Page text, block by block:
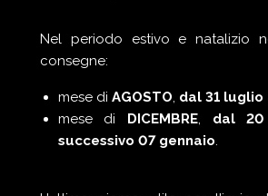
Nel periodo estivo e natalizio
consegne:
mese di AGOSTO, dal 31 luglio
mese di DICEMBRE, dal
successivo 07 gennaio.